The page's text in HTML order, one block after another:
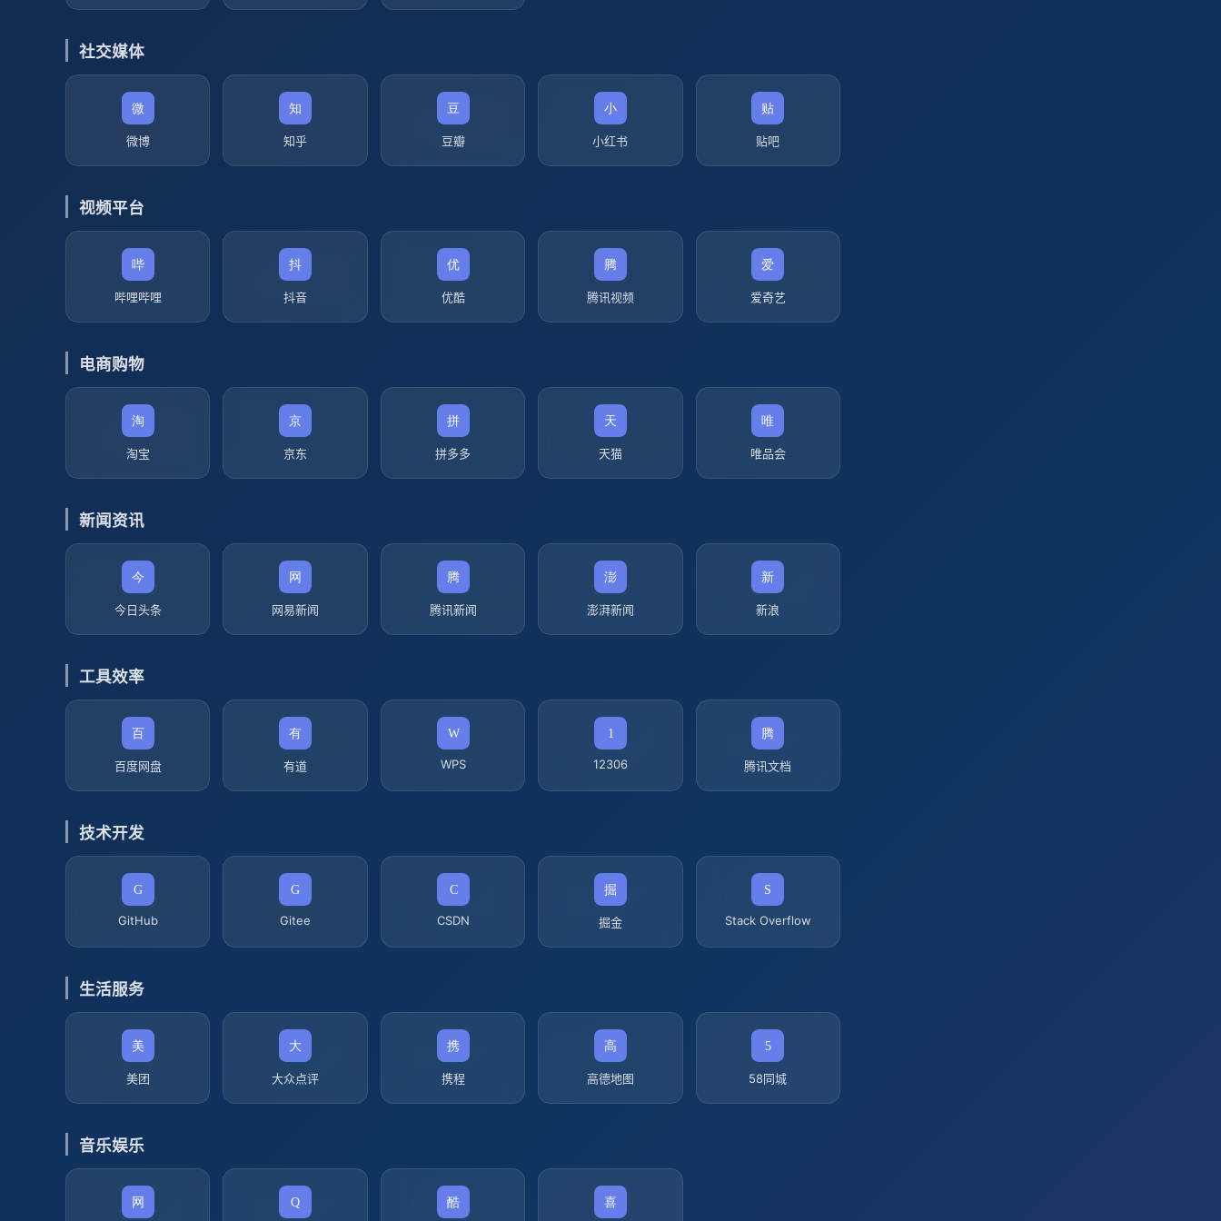
社交媒体
微博 知乎 豆瓣 小红书 贴吧
视频平台
哔哩哔哩 抖音 优酷 腾讯视频 爱奇艺
电商购物
淘宝 京东 拼多多 天猫 唯品会
新闻资讯
今日头条 网易新闻 腾讯新闻 澎湃新闻 新浪
工具效率
百度网盘 有道 WPS 12306 腾讯文档
技术开发
GitHub Gitee CSDN 掘金 Stack Overflow
生活服务
美团 大众点评 携程 高德地图 58同城
音乐娱乐